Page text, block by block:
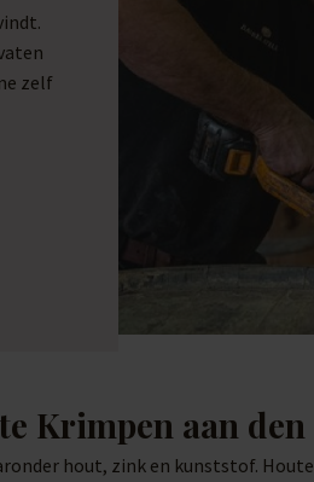
zelf
Krimpen aan den
hout, zink en kunststof.